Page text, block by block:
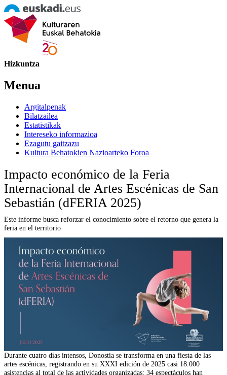
Hizkuntza
Menua
Argitalpenak
Bilatzailea
Estatistikak
Intereseko informazioa
Ezagutu gaitzazu
Kultura Behatokien Nazioarteko Foroa
Impacto económico de la Feria
Internacional de Artes Escénicas de San
Sebastián (dFERIA 2025)
Este informe busca reforzar el conocimiento sobre el retorno que genera la
feria en el territorio
Durante cuatro días intensos, Donostia se transforma en una fiesta de las
artes escénicas, registrando en su XXXI edición de 2025 casi 18.000
asistencias al total de las actividades organizadas: 34 espectáculos han